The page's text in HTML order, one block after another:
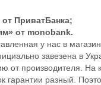
ПриватБанка;
от monobank.
у нас в
завезена в
от производителя. На
гарантии разный.